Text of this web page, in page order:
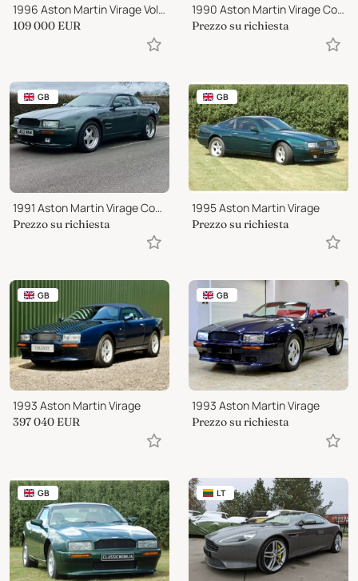
1996 Aston Martin Virage Volante
109 000 EUR
1990 Aston Martin Virage Coupe
Prezzo su richiesta
GB
1991 Aston Martin Virage Coupe
Prezzo su richiesta
GB
1995 Aston Martin Virage
Prezzo su richiesta
GB
1993 Aston Martin Virage
397 040 EUR
GB
1993 Aston Martin Virage
Prezzo su richiesta
GB LT